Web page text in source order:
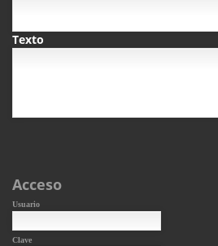
Texto
Acceso
Usuario
Clave